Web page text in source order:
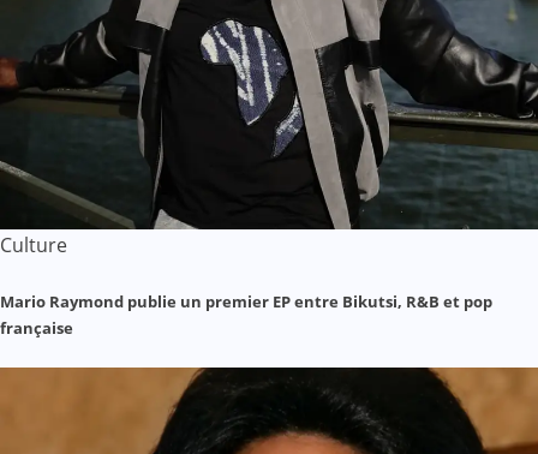
Culture
Mario Raymond publie un premier EP entre Bikutsi, R&B et pop
française